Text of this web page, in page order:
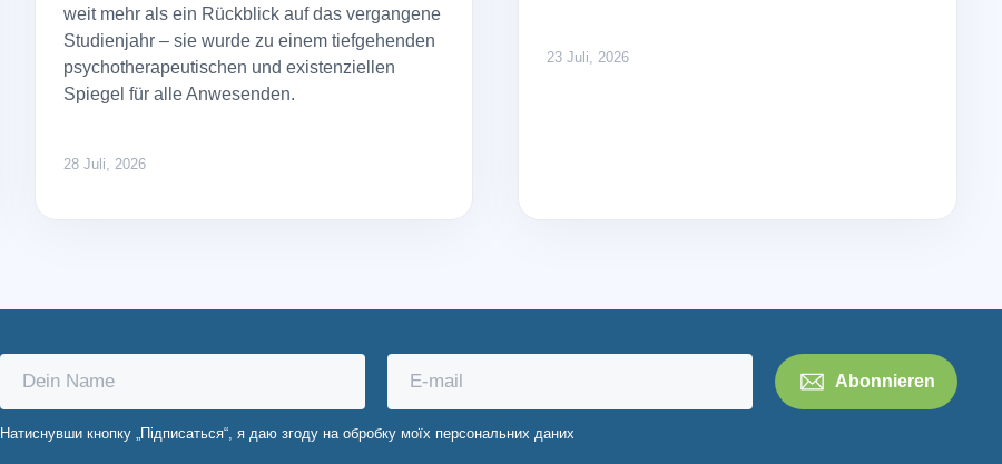
weit mehr als ein Rückblick auf das vergangene
Studienjahr – sie wurde zu einem tiefgehenden
psychotherapeutischen und existenziellen
Spiegel für alle Anwesenden.
28 Juli, 2026
23 Juli, 2026
Натиснувши кнопку „Підписаться“, я даю згоду на обробку моїх персональних даних